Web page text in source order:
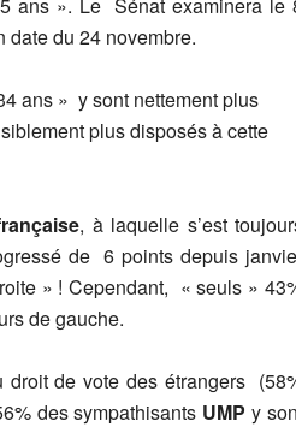
date du 24 novembre.
ans » y sont nettement plus
plus disposés à cette
, à laquelle s’est
de 6 points depuis
» ! Cependant, « seuls »
de gauche.
de vote des étrangers
des sympathisants UMP y